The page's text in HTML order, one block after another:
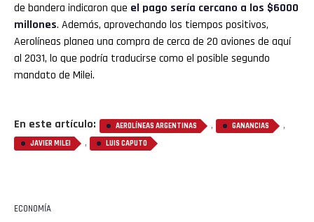
de bandera indicaron que el pago sería cercano a los $6000
millones. Además, aprovechando los tiempos positivos,
Aerolíneas planea una compra de cerca de 20 aviones de aquí
al 2031, lo que podría traducirse como el posible segundo
mandato de Milei.
En este artículo: AEROLÍNEAS ARGENTINAS , GANANCIAS ,
JAVIER MILEI , LUIS CAPUTO
ECONOMÍA